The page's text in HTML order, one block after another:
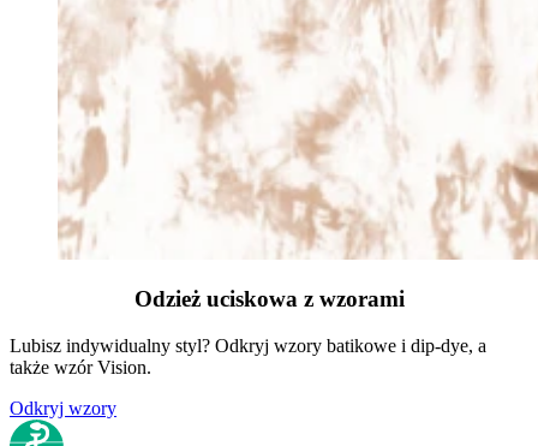
Odzież uciskowa z wzorami
Lubisz indywidualny styl? Odkryj wzory batikowe i dip-dye, a
także wzór Vision.
Odkryj wzory